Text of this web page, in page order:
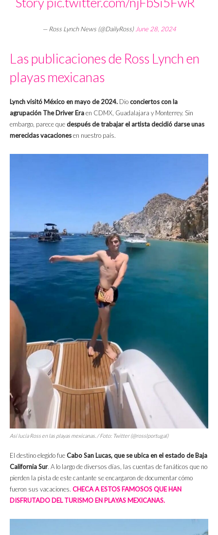
— Ross Lynch News (@DailyRoss)June 28, 2024
Las publicaciones de Ross Lynch en
playas mexicanas
Lynch visitó México en mayo de 2024. Dioconciertos con la
agrupación The Driver Eraen CDMX, Guadalajara y Monterrey. Sin
embargo, parece quedespués de trabajar el artista decidió darse unas
merecidas vacacionesen nuestro país.
Así lucía Ross en las playas mexicanas. / Foto: Twitter (@rosslportugal)
El destino elegido fueCabo San Lucas, que se ubica en el estado de Baja
California Sur. A lo largo de diversos días, las cuentas de fanáticos que no
pierden la pista de este cantante se encargaron de documentar cómo
fueron sus vacaciones. CHECA A ESTOS FAMOSOS QUE HAN
DISFRUTADO DEL TURISMO EN PLAYAS MEXICANAS.